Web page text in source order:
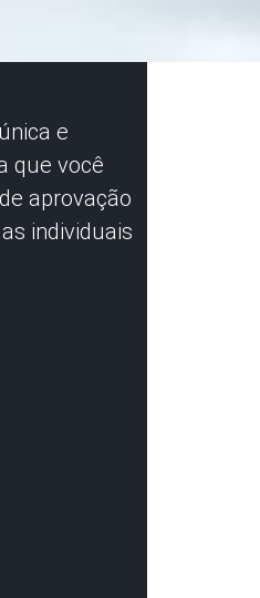
e
que você
aprovação
individuais